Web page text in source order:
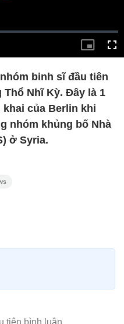
binh sĩ đầu tiên
Nhĩ Kỳ. Đây là 1
của Berlin khi
nhóm khủng bố Nhà
ở Syria.